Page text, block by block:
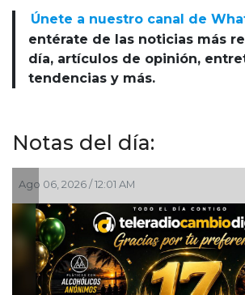
Únete a nuestro canal de
entérate de las noticias más
día, artículos de opinión,
tendencias y más.
Notas del día:
Ago 05, 2026 / 8:18 PM